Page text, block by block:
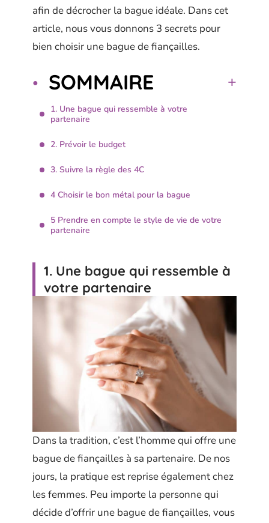
afin de décrocher la bague idéale. Dans cet
article, nous vous donnons 3 secrets pour
bien choisir une bague de fiançailles.
SOMMAIRE
1. Une bague qui ressemble à votre
partenaire
2. Prévoir le budget
3. Suivre la règle des 4C
4 Choisir le bon métal pour la bague
5 Prendre en compte le style de vie de votre
partenaire
1. Une bague qui ressemble à
votre partenaire
Dans la tradition, c’est l’homme qui offre une
bague de fiançailles à sa partenaire. De nos
jours, la pratique est reprise également chez
les femmes. Peu importe la personne qui
décide d’offrir une bague de fiançailles, vous